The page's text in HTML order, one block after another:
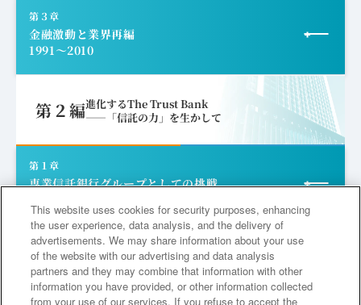
信託預金の創案と特殊銀行
「信託法」「信託業法」の制定
三井信託の設立
住友信託の設立
三井家・住友家と信託会社
金銭信託の飛躍的発展
信託業の不振と昭和恐慌
三井本館、住友ビルの完成と保管業務
Topic 草創期の経営陣と社会への想い
証券業務への進出と信託会社の地位向上
金銭信託の長短分離（長短二本立て制の採用）
戦時体制と経済統制
支店の増設
資金運用の狭隘化
金融統制の強化と「兼営法」
戦時体制下の諸業務
３戦争の終結と敗戦直後の苦境
戦後混乱期の経済・金融
戦時金融の清算
戦時補償打ち切りと新旧勘定の分離
自立への模索と新業務の検討
住友信託と住友銀行との合併話
信託の独立経営と３社連合
Column 三井信託の「組合新春いろはがるた」
４ 信託銀行としての再スタート
再建整備計画の認可と社名変更
金銭信託の回復と預金の増加
証券投資信託制度の確立
貸付信託の創設
貸付信託の運用
５ 高度成長期の発展
時代の要請に応えて
証券代行業務への進出
金融機関の分野規制と長短分離
中央信託銀行の設立
１安定成長への移行と国際化
安定成長への移行と「２つのコクサイ化」
「ビッグ」の登場と資金量の増大
２顧客ニーズと業務の多様化
財務コンサルタントの誕生
ファンド・トラストの開発
Column
渡店
バブル経済の発生と業務拡大
地価・株価の高騰
土地信託の発展と再開発事業
Column 中央信託銀行の上場
金融自由化、国際化の進展
マーケット資金事業の発展
証券代行ニーズヘの対応
企業年金への他業態参入と体制強化
第３章
金融激動と業界再編
1991～2010
阪神・淡路大震災
金融の自由化と金融制度改革への対応
与信業務の変貌
住宅ローンの完全自由化
資産流動化業務への積極的取り組み
海外事業の拡大と縮小
３金融システム改革と金融再編
日本版ビッグバン
金融機関の破綻と金融危機
中央信託銀行による北海道拓殖銀行本州地区の営業譲
受
４構造改革と金融再生プログラム
構造改革と景気回復
中央三井信託銀行および三井トラスト・ホールディン
５新時代の信託事業の萌芽
日本版マスタートラストの導入
６リーマン・ショックと信託業界
第２編進化するThe Trust Bank
――「信託の力」を生かして
第１章
専業信託銀行グループとしての挑戦
第１節世界金融危機後の金融市場
１平成不況からの回復
第２節三井住友トラスト・グループの誕生
第２章
The Trust Bankへの進化――
「第２の創業」 2017～2019
This website uses cookies for security purposes, enhancing
the user experience, data analysis, and the delivery of
advertisements. We may share information about your use
of the website with our advertising and data analysis
partners and they may combine that information with other
information you have provided, or other information collected
from your use of our services. If you refuse to accept the